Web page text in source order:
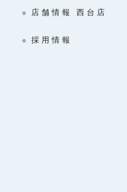
店舗情報 西台店
採用情報